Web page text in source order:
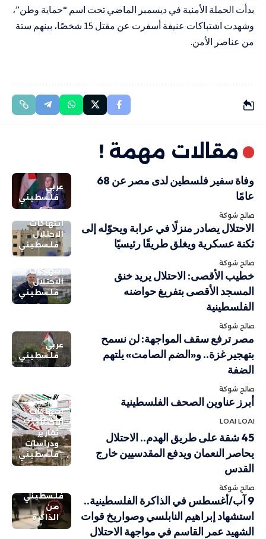
بدأت الحملة الأمنية في ديسمبر الماضي تحت اسم “حماية وطن”،
وشهدت اشتباكات عنيفة أسفرت عن مقتل 15 شخصًا، بينهم ستة
من عناصر الأمن.
مقالات مهمة !
عربي
فلسطيني
وفاة سفير فلسطين لدى مصر عن 68
عامًا
صالح شوكة
انتهاكات
الاحتلال
فلسطيني
الاحتلال يصادر منزلًا في عرابة ويحوّله إلى
ثكنة عسكرية ويغلق طريقًا رئيسيًا
صالح شوكة
انتهاكات
الاحتلال
فلسطيني
خطيب الأقصى: الاحتلال يريد خنق
المسجد الأقصى بتفريغ حواضنه
الفلسطينية
صالح شوكة
عربي
فلسطيني
مصر ترفع سقف المواجهة: لن نسمح
بتهجير غزة.. و«الضم الصامت» يلتهم
الضفة
صالح شوكة
فلسطيني
أبرز عناوين الصحف الفلسطينية
LOAI LOAI
انتهاكات
الاحتلال
تقارير
ودراسات
فلسطيني
45 شقة على طريق الهدم.. الاحتلال
يحاصر النعمان ويدفع المقدسيين خارج
القدس
صالح شوكة
فلسطيني
من
الذاكرة
9 آب/أغسطس في الذاكرة الفلسطينية..
استشهاد إبراهيم النابلسي وصواريخ قوات
الشهيد عمر القاسم في مواجهة الاحتلال